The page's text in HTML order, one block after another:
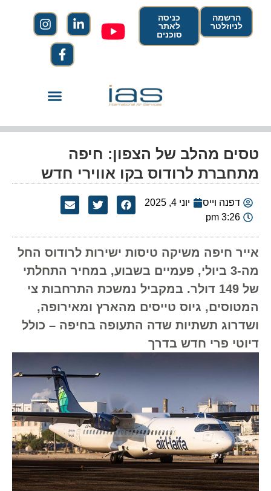
הרשמה
לניוזלטר
כניסה
לאתר
סוכנים
טסים מהלב של הצפון: חיפה
מתחברת לרודוס בקו אווירי חדש
דפנה וייס
יוני 4, 2025
3:26 pm
אייר חיפה משיקה טיסות ישירות לרודוס החל
מה-3 ביולי, פעמיים בשבוע, במחיר התחלתי
של 149 דולר. במקביל נמשכת התרחבות צי
המטוסים, גיוס טייסים מהארץ ומאירופה,
ושדרוג תשתיות שדה התעופה בחיפה – כולל
דיוטי פרי חדש בדרך